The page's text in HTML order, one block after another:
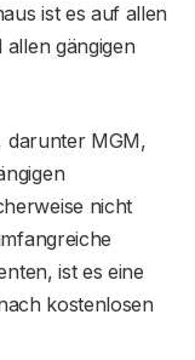
ist es auf allen
gängigen
darunter MGM,
nicht
ist es eine
kostenlosen